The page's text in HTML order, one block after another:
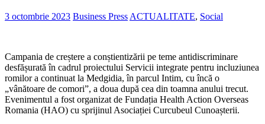
3 octombrie 2023 Business Press ACTUALITATE, Social
Campania de creștere a conștientizării pe teme antidiscriminare
desfășurată în cadrul proiectului Servicii integrate pentru incluziunea
romilor a continuat la Medgidia, în parcul Intim, cu încă o
„vânătoare de comori”, a doua după cea din toamna anului trecut.
Evenimentul a fost organizat de Fundația Health Action Overseas
Romania (HAO) cu sprijinul Asociației Curcubeul Cunoașterii.